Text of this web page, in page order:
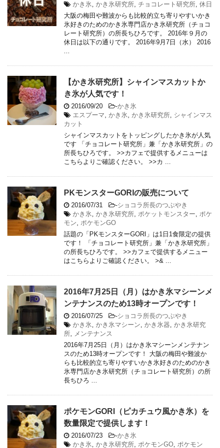
かき氷, かき氷研究所, チョコレート研究所, 休日
大阪の梅田や難波からも比較的立ち寄りやすいかき
氷好きのためのかき氷専門店かき氷研究所（チョコ
レート研究所）の所長ちひろです。 2016年９月の
休日は以下の通りです。 2016年9月7日（水） 2016
...
【かき氷研究所】シャインマスカットか
き氷が人気です！
2016/09/20 -かき氷
エスプーマ, かき氷, かき氷研究所, シャインマス
カット
シャインマスカットをトッピングしたかき氷が人気
です 「チョコレート研究所」兼「かき氷研究所」の
所長ちひろです。 >>カフェで提供するメニューは
こちらよりご確認ください。 >>カ ...
PKモンスターGORIの販売について
2016/07/31 -ショコラ所長のつぶやき
かき氷, かき氷研究所, ポケットモンスター, ポケ
モン, ポケモンGO
話題の「PKモンスターGORI」は1日1食限定の提供
です！ 「チョコレート研究所」兼「かき氷研究所」
の所長ちひろです。 >>カフェで提供するメニュー
はこちらよりご確認ください。 >& ...
2016年7月25日（月）はかき氷マシーンメ
ンテナンスのため13時オープンです！
2016/07/25 -ショコラ所長のつぶやき
かき氷, かき氷マシーン, かき氷器, かき氷研究
所, メンテナンス
2016年7月25日（月）はかき氷マシーンメンテナン
スのため13時オープンです！ 大阪の梅田や難波か
らも比較的立ち寄りやすいかき氷好きのためのかき
氷専門店かき氷研究所（チョコレート研究所）の所
長ちひろ ...
ポケモンGORI（ピカチュウ風かき氷）を
数量限定で提供します！
2016/07/23 -かき氷
かき氷, かき氷研究所, ポケモンGO, ポケモン